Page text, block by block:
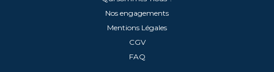
Nos engagements
Mentions Légales
CGV
FAQ